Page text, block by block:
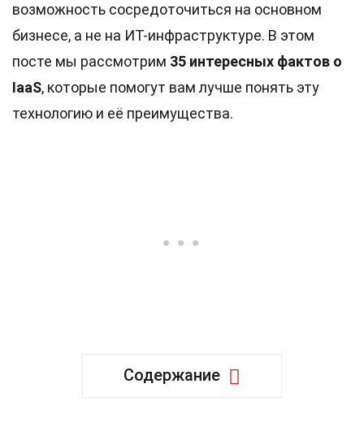
возможность сосредоточиться на основном
бизнесе, а не на ИТ-инфраструктуре. В этом
посте мы рассмотрим 35 интересных фактов о
IaaS, которые помогут вам лучше понять эту
технологию и её преимущества.
Содержание